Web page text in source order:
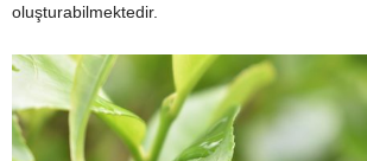
oluşturabilmektedir.